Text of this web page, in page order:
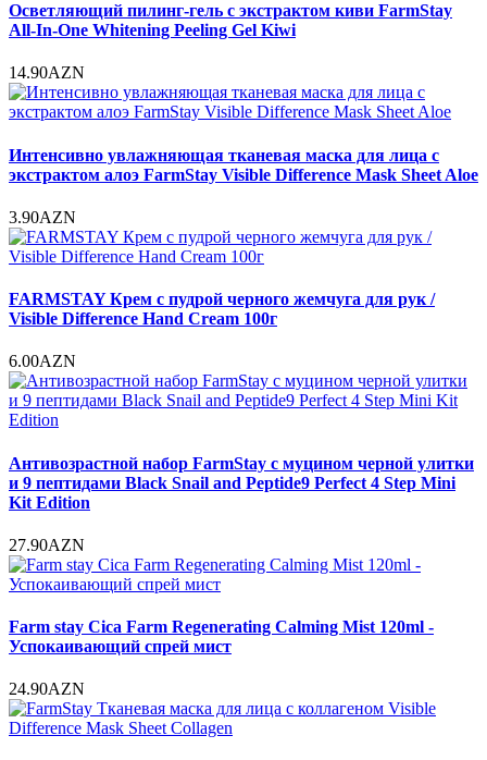
Осветляющий пилинг-гель с экстрактом киви FarmStay
All-In-One Whitening Peeling Gel Kiwi
14.90AZN
Интенсивно увлажняющая тканевая маска для лица с
экстрактом алоэ FarmStay Visible Difference Mask Sheet Aloe
3.90AZN
FARMSTAY Крем с пудрой черного жемчуга для рук /
Visible Difference Hand Cream 100г
6.00AZN
Антивозрастной набор FarmStay с муцином черной улитки
и 9 пептидами Black Snail and Peptide9 Perfect 4 Step Mini
Kit Edition
27.90AZN
Farm stay Cica Farm Regenerating Calming Mist 120ml -
Успокаивающий спрей мист
24.90AZN